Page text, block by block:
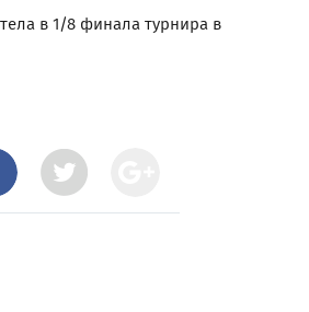
в 1/8 финала турнира в